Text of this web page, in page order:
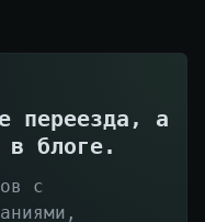
переезда, а
в блоге.
с